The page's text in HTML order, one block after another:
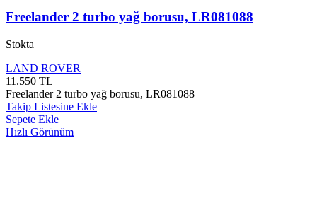
Freelander 2 turbo yağ borusu, LR081088
Stokta
LAND ROVER
11.550 TL
Freelander 2 turbo yağ borusu, LR081088
Takip Listesine Ekle
Sepete Ekle
Hızlı Görünüm